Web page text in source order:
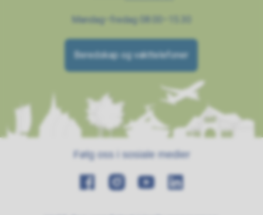
Mandag–fredag 08.00–15.30
Beredskap og vakttelefoner
Følg oss i sosiale medier